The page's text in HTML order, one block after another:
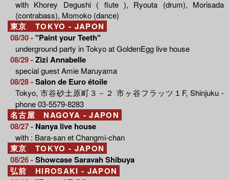
with Khorey Degushi ( flute ), Ryouta (drum), Morisada
(contrabass), Momoko (dance)
東京 TOKYO - JAPON
08/30 -"Paint your Teeth"
underground party in Tokyo at GoldenEgg live house
08/29 -Zizi Annabelle
special guest Amie Maruyama
08/28 -Salon de Euro étoile
Tokyo, 市谷砂土原町３－２ 市ヶ谷フラッツ１F, Shinjuku -
phone 03-5579-8283
名古屋 NAGOYA - JAPON
08/27 - Nanya live house
with : Bara-san et Changmi-chan
東京 TOKYO - JAPON
08/26 -Showcase Saravah Shibuya
弘前 HIROSAKI - JAPON